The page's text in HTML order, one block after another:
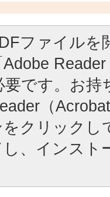
ファイルを
Adobe
要です。お持
（
クリックし
、インスト